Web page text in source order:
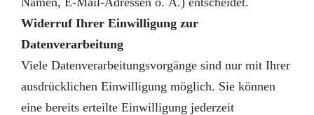
Widerruf Ihrer Einwilligung zur
Datenverarbeitung
Viele Datenverarbeitungsvorgänge sind nur mit Ihrer
ausdrücklichen Einwilligung möglich. Sie können
eine bereits erteilte Einwilligung jederzeit